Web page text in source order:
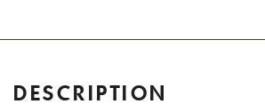
DESCRIPTION